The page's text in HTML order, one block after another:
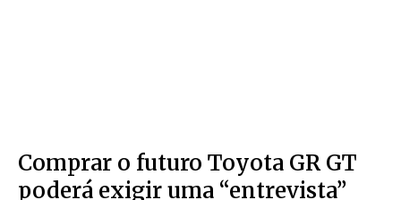
Comprar o futuro Toyota GR GT
poderá exigir uma “entrevista”